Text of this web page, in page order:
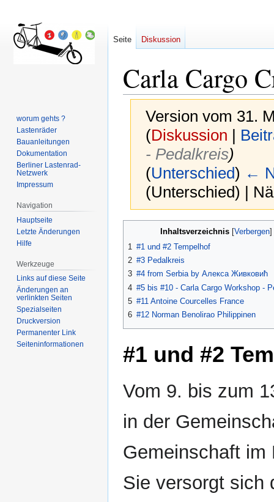
Carla Cargo
Version vom 31.
(Diskussion |
- Pedalkreis)
(Unterschied) ←
(Unterschied) |
Inhaltsverzeichnis
1 #1 und #2 Tempelhof
2 #3 Pedalkreis
3 #4 from Serbia by Алекса Живковић
4 #5 bis #10 - Carla Cargo Workshop -
5 #11 Antoine Courcelles France
6 #12 ‎Norman Benolirao‎ Philippinen
#1 und #2
Vom 9. bis zum
in der
Gemeinschaft im
Sie versorgt sich
Seite Diskussion
worum gehts ?
Lastenräder
Bauanleitungen
Dokumentation
Berliner Lastenrad-
Netzwerk
Impressum
Navigation
Hauptseite
Letzte Änderungen
Hilfe
Werkzeuge
Links auf diese Seite
Änderungen an
verlinkten Seiten
Spezialseiten
Druckversion
Permanenter Link
Seiten­informationen